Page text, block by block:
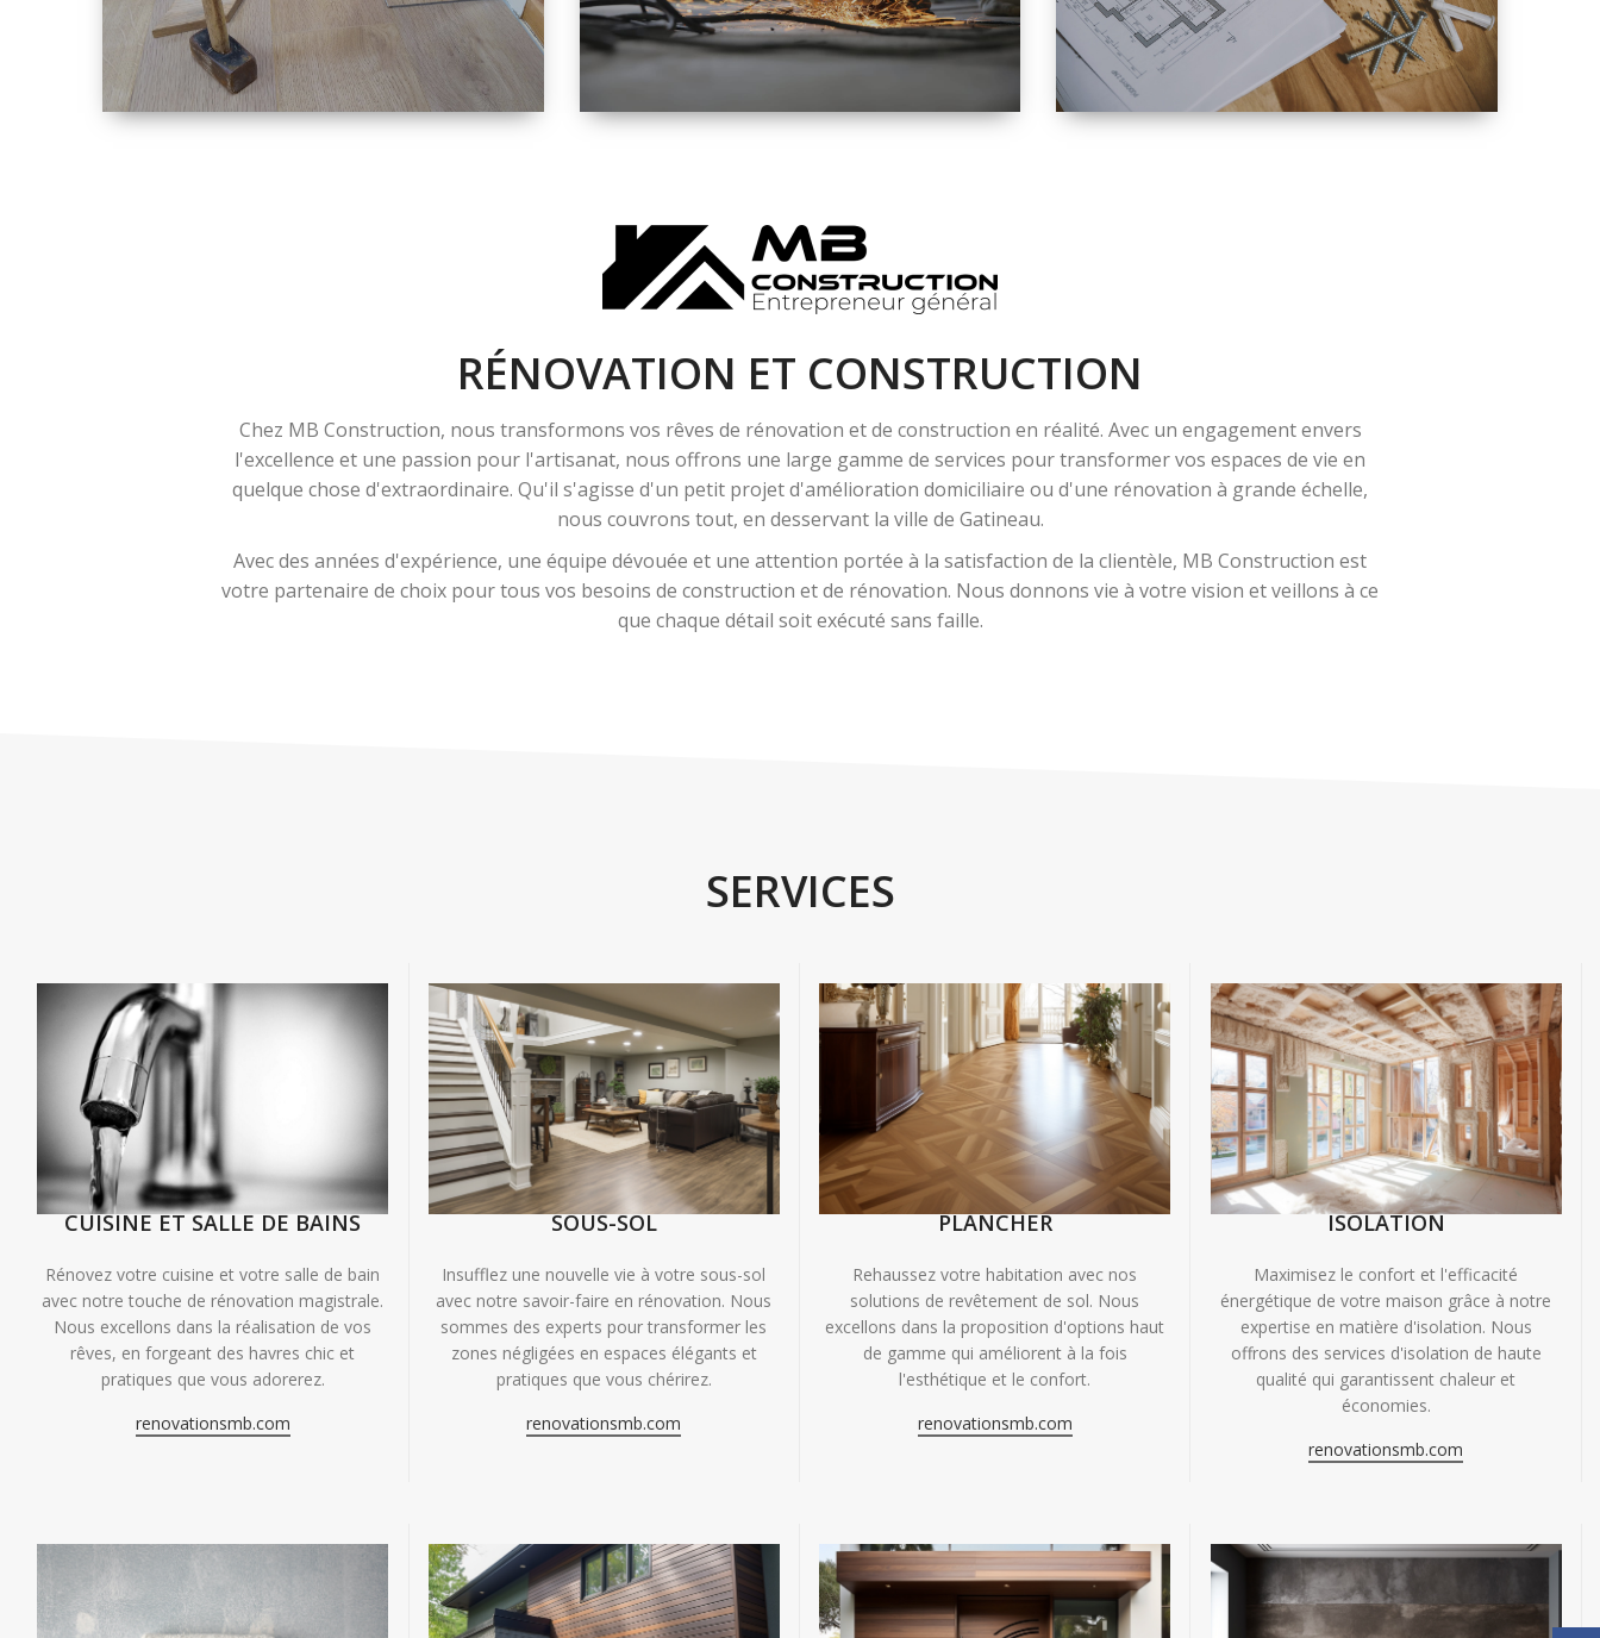
INTÉRIEURE ET
EXTÉRIEURE
RÉNOVATION ET CONSTRUCTION
Chez MB Construction, nous transformons vos rêves de rénovation et de construction en réalité. Avec un engagement envers
l'excellence et une passion pour l'artisanat, nous offrons une large gamme de services pour transformer vos espaces de vie en
quelque chose d'extraordinaire. Qu'il s'agisse d'un petit projet d'amélioration domiciliaire ou d'une rénovation à grande échelle,
nous couvrons tout, en desservant la ville de Gatineau.
Avec des années d'expérience, une équipe dévouée et une attention portée à la satisfaction de la clientèle, MB Construction est
votre partenaire de choix pour tous vos besoins de construction et de rénovation. Nous donnons vie à votre vision et veillons à ce
que chaque détail soit exécuté sans faille.
SERVICES
CUISINE ET SALLE DE BAINS
Rénovez votre cuisine et votre salle de bain
avec notre touche de rénovation magistrale.
Nous excellons dans la réalisation de vos
rêves, en forgeant des havres chic et
pratiques que vous adorerez.
renovationsmb.com
SOUS-SOL
Insufflez une nouvelle vie à votre sous-sol
avec notre savoir-faire en rénovation. Nous
sommes des experts pour transformer les
zones négligées en espaces élégants et
pratiques que vous chérirez.
renovationsmb.com
PLANCHER
Rehaussez votre habitation avec nos
solutions de revêtement de sol. Nous
excellons dans la proposition d'options haut
de gamme qui améliorent à la fois
l'esthétique et le confort.
renovationsmb.com
ISOLATION
Maximisez le confort et l'efficacité
énergétique de votre maison grâce à notre
expertise en matière d'isolation. Nous
offrons des services d'isolation de haute
qualité qui garantissent chaleur et
économies.
renovationsmb.com